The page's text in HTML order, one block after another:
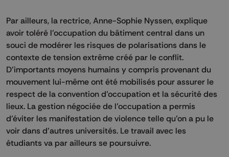
Par ailleurs, la rectrice, Anne-Sophie Nyssen, explique
avoir toléré l’occupation du bâtiment central dans un
souci de modérer les risques de polarisations dans le
contexte de tension extrême créé par le conflit.
D’importants moyens humains y compris provenant du
mouvement lui-même ont été mobilisés pour assurer le
respect de la convention d’occupation et la sécurité des
lieux. La gestion négociée de l’occupation a permis
d’éviter les manifestation de violence telle qu’on a pu le
voir dans d’autres universités. Le travail avec les
étudiants va par ailleurs se poursuivre.